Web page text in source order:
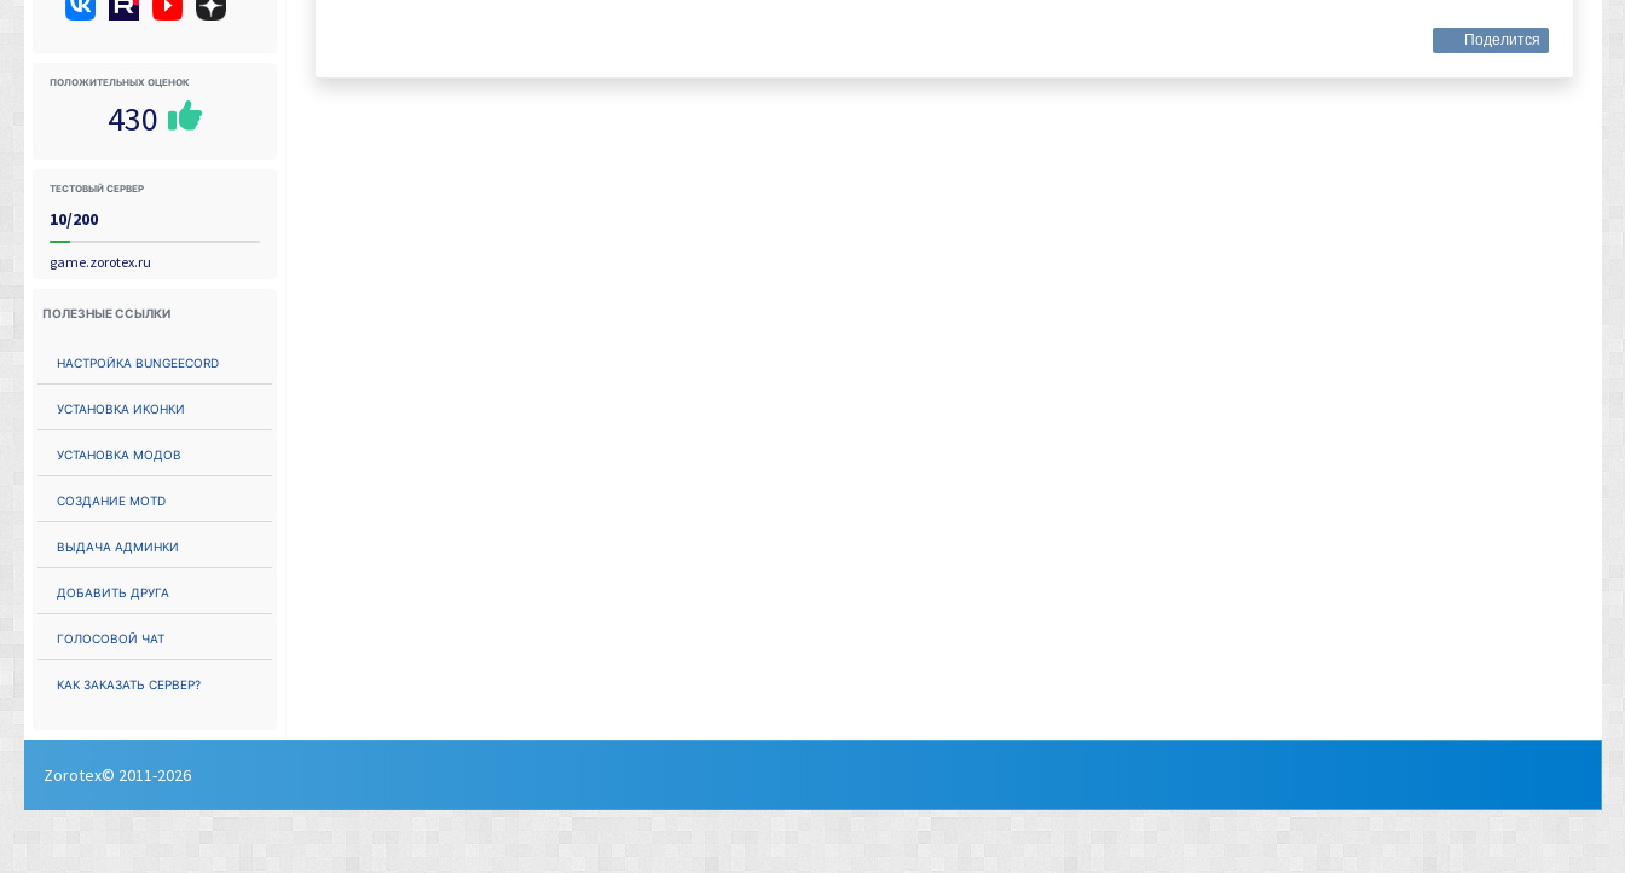
Положительных оценок
430
Тестовый сервер
10/200
game.zorotex.ru
Полезные ссылки
Настройка Bungeecord
Установка иконки
Установка модов
Создание MOTD
Выдача админки
Добавить друга
Голосовой чат
Как заказать сервер?
Поделится
Zorotex© 2011-2026